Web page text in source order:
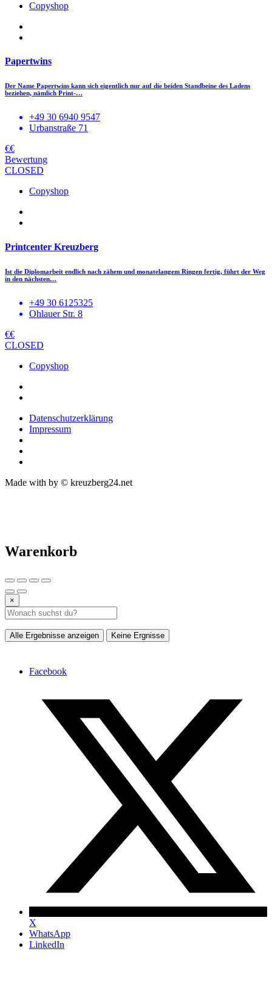
Copyshop
Papertwins
Der Name Papertwins kann sich eigentlich nur auf die beiden Standbeine des Ladens
beziehen, nämlich Print-…
+49 30 6940 9547
Urbanstraße 71
€€
Bewertung
CLOSED
Copyshop
Printcenter Kreuzberg
Ist die Diplomarbeit endlich nach zähem und monatelangem Ringen fertig, führt der Weg
in den nächsten…
+49 30 6125325
Ohlauer Str. 8
€€
CLOSED
Copyshop
Datenschutzerklärung
Impressum
Made with by © kreuzberg24.net
Warenkorb
×
Alle Ergebnisse anzeigen Keine Ergnisse
Facebook
X
WhatsApp
LinkedIn